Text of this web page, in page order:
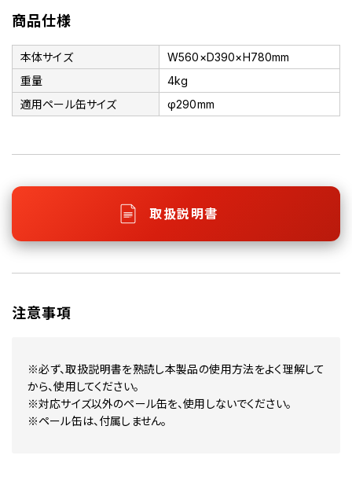
商品仕様
本体サイズ
W560×D390×H780mm
重量
4kg
適用ペール缶サイズ
φ290mm
取扱説明書
注意事項
※必ず、取扱説明書を熟読し本製品の使用方法をよく理解して
から、使用してください。
※対応サイズ以外のペール缶を、使用しないでください。
※ペール缶は、付属しません。